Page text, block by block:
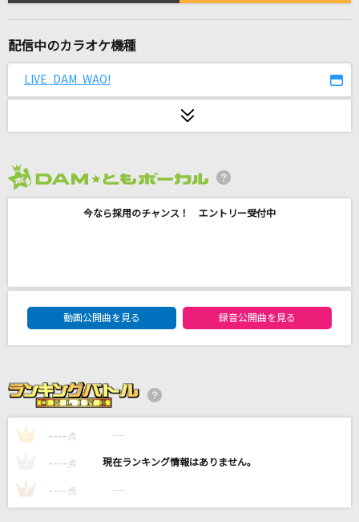
わたがし
黒毛和牛上塩タン焼680円
[生音]糸
Ado
とくべチュ、して
Aitai
配信中のカラオケ機種
LIVE DAM WAO!
今なら採用のチャンス！ エントリー受付中
DAM★ともボーカルエントリーランキング
動画公開曲を見る
録音公開曲を見る
1 ---- 点 ----
---- 点 ----
3 ---- 点 ----